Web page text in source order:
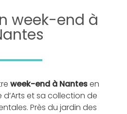
week-end à
week-end à Nantesen
et sa collection de
Près du jardin des